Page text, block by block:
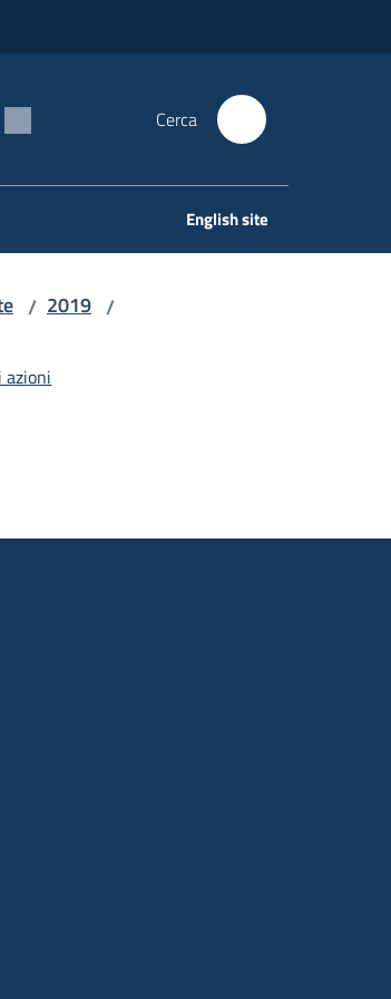
Cerca
English site
/ 2019 /
azioni